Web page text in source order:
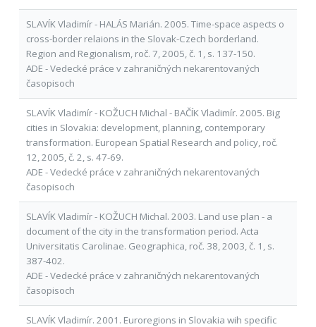
SLAVÍK Vladimír - HALÁS Marián. 2005. Time-space aspects o
cross-border relaions in the Slovak-Czech borderland.
Region and Regionalism, roč. 7, 2005, č. 1, s. 137-150.
ADE - Vedecké práce v zahraničných nekarentovaných
časopisoch
SLAVÍK Vladimír - KOŽUCH Michal - BAČÍK Vladimír. 2005. Big
cities in Slovakia: development, planning, contemporary
transformation. European Spatial Research and policy, roč.
12, 2005, č. 2, s. 47-69.
ADE - Vedecké práce v zahraničných nekarentovaných
časopisoch
SLAVÍK Vladimír - KOŽUCH Michal. 2003. Land use plan - a
document of the city in the transformation period. Acta
Universitatis Carolinae. Geographica, roč. 38, 2003, č. 1, s.
387-402.
ADE - Vedecké práce v zahraničných nekarentovaných
časopisoch
SLAVÍK Vladimír. 2001. Euroregions in Slovakia wih specific